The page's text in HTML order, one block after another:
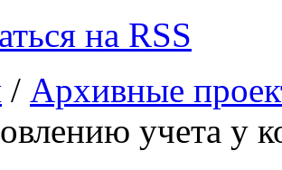
на RSS
/ Архивные
учета у